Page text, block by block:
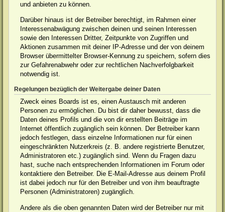
und anbieten zu können.
Darüber hinaus ist der Betreiber berechtigt, im Rahmen einer
Interessenabwägung zwischen deinen und seinen Interessen
sowie den Interessen Dritter, Zeitpunkte von Zugriffen und
Aktionen zusammen mit deiner IP-Adresse und der von deinem
Browser übermittelter Browser-Kennung zu speichern, sofern dies
zur Gefahrenabwehr oder zur rechtlichen Nachverfolgbarkeit
notwendig ist.
Regelungen bezüglich der Weitergabe deiner Daten
Zweck eines Boards ist es, einen Austausch mit anderen
Personen zu ermöglichen. Du bist dir daher bewusst, dass die
Daten deines Profils und die von dir erstellten Beiträge im
Internet öffentlich zugänglich sein können. Der Betreiber kann
jedoch festlegen, dass einzelne Informationen nur für einen
eingeschränkten Nutzerkreis (z. B. andere registrierte Benutzer,
Administratoren etc.) zugänglich sind. Wenn du Fragen dazu
hast, suche nach entsprechenden Informationen im Forum oder
kontaktiere den Betreiber. Die E-Mail-Adresse aus deinem Profil
ist dabei jedoch nur für den Betreiber und von ihm beauftragte
Personen (Administratoren) zugänglich.
Andere als die oben genannten Daten wird der Betreiber nur mit